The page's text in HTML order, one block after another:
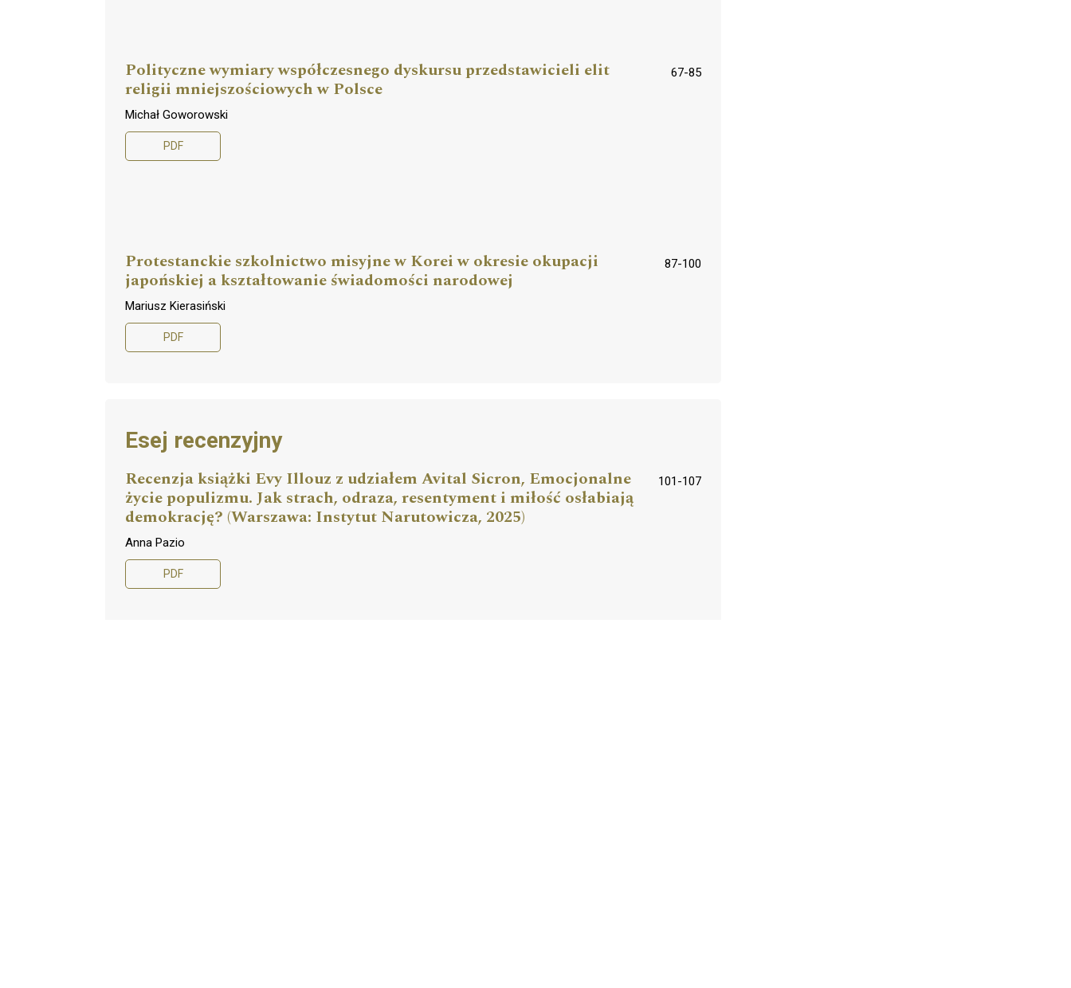
Polityczne wymiary współczesnego dyskursu przedstawicieli elit
religii mniejszościowych w Polsce
67-85
Michał Goworowski
PDF
Protestanckie szkolnictwo misyjne w Korei w okresie okupacji
japońskiej a kształtowanie świadomości narodowej
87-100
Mariusz Kierasiński
PDF
Esej recenzyjny
Recenzja książki Evy Illouz z udziałem Avital Sicron, Emocjonalne
życie populizmu. Jak strach, odraza, resentyment i miłość osłabiają
demokrację? (Warszawa: Instytut Narutowicza, 2025)
101-107
Anna Pazio
PDF